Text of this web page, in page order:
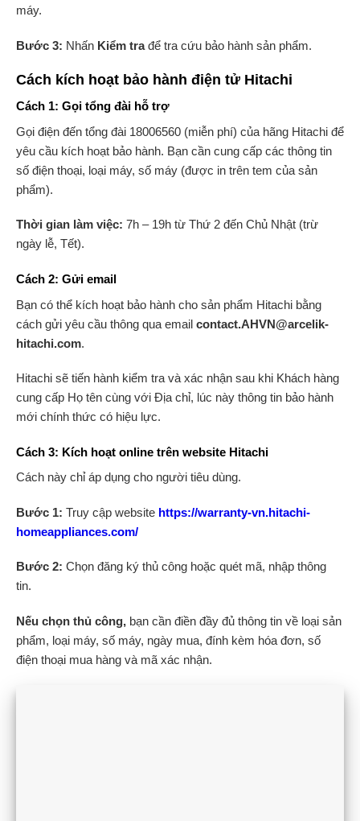
máy.
Bước 3: Nhấn Kiểm trađể tra cứu bảo hành sản phẩm.
Cách kích hoạt bảo hành điện tử Hitachi
Cách 1: Gọi tổng đài hỗ trợ
Gọi điện đến tổng đài 18006560 (miễn phí) của hãng Hitachi để
yêu cầu kích hoạt bảo hành. Bạn cần cung cấp các thông tin
số điện thoại, loại máy, số máy (được in trên tem của sản
phẩm).
Thời gian làm việc: 7h – 19h từ Thứ 2 đến Chủ Nhật (trừ
ngày lễ, Tết).
Cách 2: Gửi email
Bạn có thể kích hoạt bảo hành cho sản phẩm Hitachi bằng
cách gửi yêu cầu thông qua email contact.AHVN@arcelik-
hitachi.com.
Hitachi sẽ tiến hành kiểm tra và xác nhận sau khi Khách hàng
cung cấp Họ tên cùng với Địa chỉ, lúc này thông tin bảo hành
mới chính thức có hiệu lực.
Cách 3: Kích hoạt online trên website Hitachi
Cách này chỉ áp dụng cho người tiêu dùng.
Bước 1: Truy cập website https://warranty-vn.hitachi-
homeappliances.com/
Bước 2: Chọn đăng ký thủ công hoặc quét mã, nhập thông
tin.
Nếu chọn thủ công, bạn cần điền đầy đủ thông tin về loại sản
phẩm, loại máy, số máy, ngày mua, đính kèm hóa đơn, số
điện thoại mua hàng và mã xác nhận.